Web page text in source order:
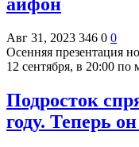
Авг 31, 2023 346 0 0
Осенняя презентация
12 сентября, в 20:00
Подросток
году. Теперь